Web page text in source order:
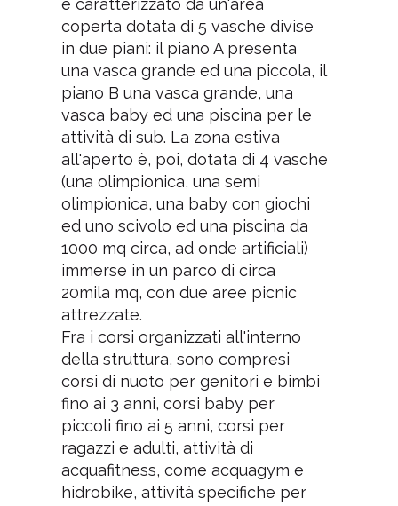
è caratterizzato da un'area
coperta dotata di 5 vasche divise
in due piani: il piano A presenta
una vasca grande ed una piccola, il
piano B una vasca grande, una
vasca baby ed una piscina per le
attività di sub. La zona estiva
all'aperto è, poi, dotata di 4 vasche
(una olimpionica, una semi
olimpionica, una baby con giochi
ed uno scivolo ed una piscina da
1000 mq circa, ad onde artificiali)
immerse in un parco di circa
20mila mq, con due aree picnic
attrezzate.
Fra i corsi organizzati all'interno
della struttura, sono compresi
corsi di nuoto per genitori e bimbi
fino ai 3 anni, corsi baby per
piccoli fino ai 5 anni, corsi per
ragazzi e adulti, attività di
acquafitness, come acquagym e
hidrobike, attività specifiche per